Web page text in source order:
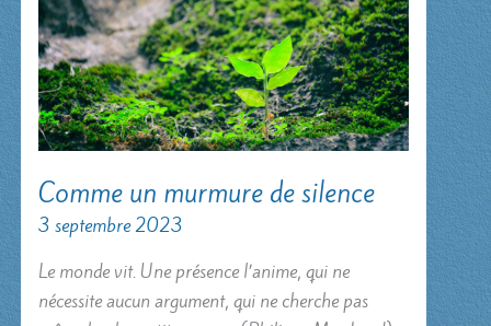
Comme un murmure de silence
3 septembre 2023
Le monde vit. Une présence l’anime, qui ne
nécessite aucun argument, qui ne cherche pas